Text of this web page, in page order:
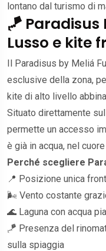
lontano dal turismo di
🪁
Lusso e kite
Il Paradisus by Meliá
esclusive della zona,
kite di alto livello
Situato direttamente
permette un accesso
è già in acqua, nel
Perché scegliere
📍 Posizione unica
🌬️ Vento costante
🌊 Laguna con acqua
🪁 Presenza del
sulla spiaggia